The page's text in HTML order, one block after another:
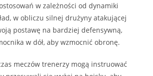
w zależności od dynamiki
w obliczu silnej drużyny atakującej
postawę na bardziej defensywną,
w dół, aby wzmocnić obronę.
meczów trenerzy mogą instruować